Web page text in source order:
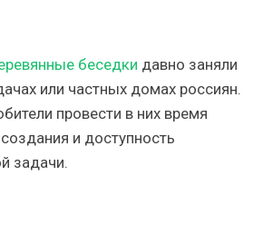
беседки давно заняли
или частных домах россиян.
провести в них время
и доступность
задачи.